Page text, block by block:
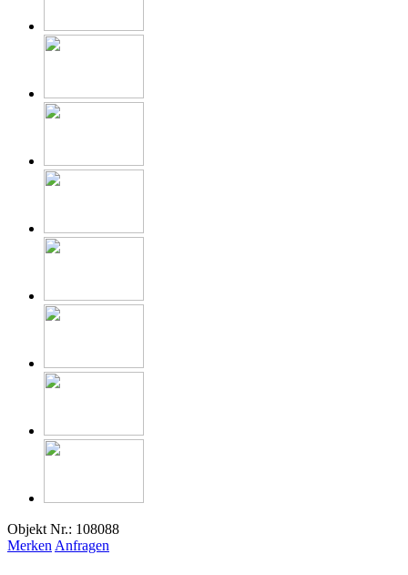
Objekt Nr.: 108088
Merken Anfragen